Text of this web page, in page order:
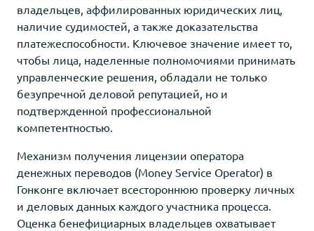
владельцев, аффилированных юридических лиц,
наличие судимостей, а также доказательства
платежеспособности. Ключевое значение имеет то,
чтобы лица, наделенные полномочиями принимать
управленческие решения, обладали не только
безупречной деловой репутацией, но и
подтвержденной профессиональной
компетентностью.
Механизм получения лицензии оператора
денежных переводов (Money Service Operator) в
Гонконге включает всестороннюю проверку личных
и деловых данных каждого участника процесса.
Оценка бенефициарных владельцев охватывает